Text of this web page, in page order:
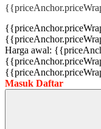
Harga awal:
Masuk Daftar